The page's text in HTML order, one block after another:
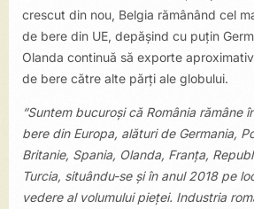
crescut din nou, Belgia rămânând cel
de bere din UE, depășind cu puțin
Olanda continuă să exporte
de bere către alte părți ale globului.
“Suntem bucuroși că România rămâne
bere din Europa, alături de Germania,
Britanie, Spania, Olanda, Franța,
Turcia, situându-se și în anul 2018 pe
vedere al volumului pieței. Industria